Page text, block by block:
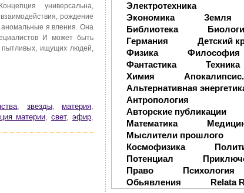
универсальна,
рождение
аномальные я вления. Она
И может быть
ищущих людей,
звезды,материя
материи, свет, эфир
Электротехника
Экономика
Земля
Библиотека
Германия
Детский
Физика
Философия
Фантастика
Техника
Химия
Альтернативная
Антропология
Авторские публикации
Математика
Мыслители прошлого
Космофизика
Потенциал
Право
Психология
Обьявления
Relata